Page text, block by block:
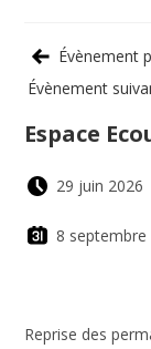
Évènement
Évènement
Espace
29 juin 2026
8 septembre
Reprise des